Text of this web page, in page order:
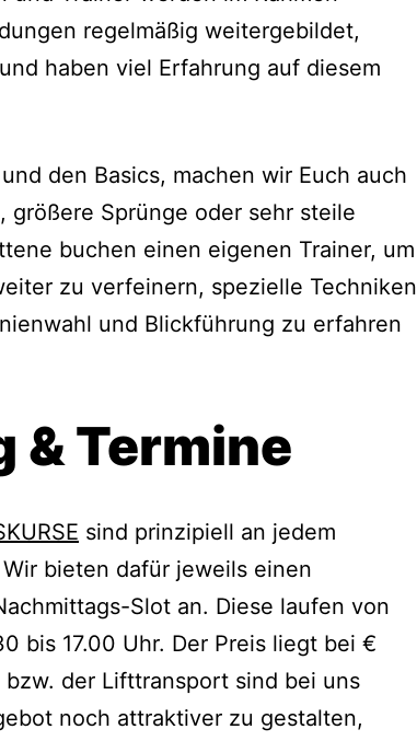
regelmäßig weitergebildet,
haben viel Erfahrung auf diesem
den Basics, machen wir Euch auch
Sprünge oder sehr steile
buchen einen eigenen Trainer, um
zu verfeinern, spezielle Techniken
und Blickführung zu erfahren
& Termine
sind prinzipiell an jedem
bieten dafür jeweils einen
Slot an. Diese laufen von
bis 17.00 Uhr. Der Preis liegt bei €
der Lifttransport sind bei uns
noch attraktiver zu gestalten,